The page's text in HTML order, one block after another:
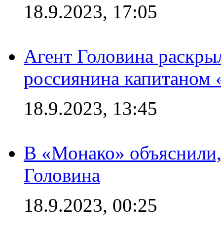
18.9.2023, 17:05
Агент Головина
россиянина
18.9.2023, 13:45
В «Монако»
Головина
18.9.2023, 00:25